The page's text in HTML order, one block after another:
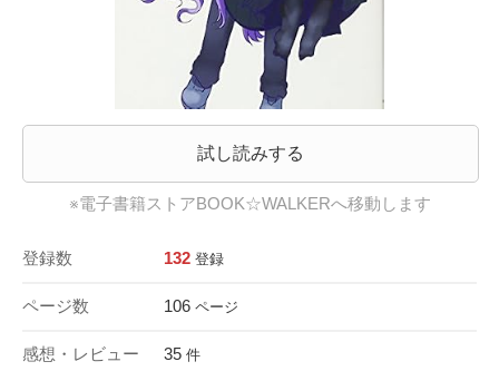
試し読みする
※電子書籍ストアBOOK☆WALKERへ移動します
登録数 132 登録
ページ数 106 ページ
感想・レビュー 35 件